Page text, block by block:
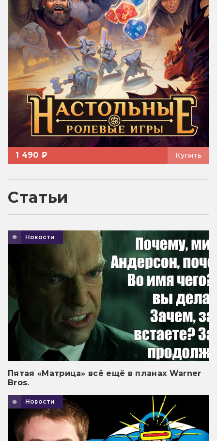
1 490 ₽ Купить
Статьи
Новости
Пятая «Матрица» всё ещё в планах Warner
Bros.
Новости